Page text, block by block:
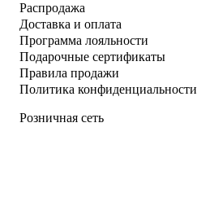
Распродажа
Доставка и оплата
Программа лояльности
Подарочные сертификаты
Правила продажи
Политика конфиденциальности
Розничная сеть